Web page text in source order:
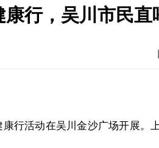
行，吴川市民直
行活动在吴川金沙广场开展